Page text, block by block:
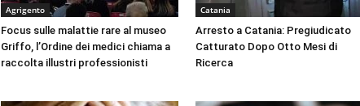
Agrigento
Focus sulle malattie rare al museo
Griffo, l’Ordine dei medici chiama a
raccolta illustri professionisti
Catania
Arresto a Catania: Pregiudicato
Catturato Dopo Otto Mesi di
Ricerca